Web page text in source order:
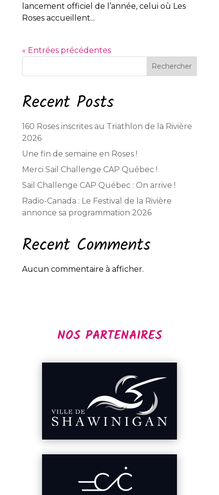
lancement officiel de l’année, celui où Les
Roses accueillent...
« Entrées précédentes
Rechercher
Recent Posts
160 Roses inscrites au Triathlon de la Rivière
2026
Une fin de semaine en Roses !
Merci Sail Challenge CAP Québec !
Sail Challenge CAP Québec : On arrive !
Radio-Canada : Le Festival de la Rivière
annonce sa programmation 2026
Recent Comments
Aucun commentaire à afficher.
NOS PARTENAIRES